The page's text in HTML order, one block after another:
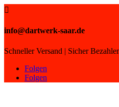

info@dartwerk-saar.de
Schneller Versand | Sicher
Folgen
Folgen